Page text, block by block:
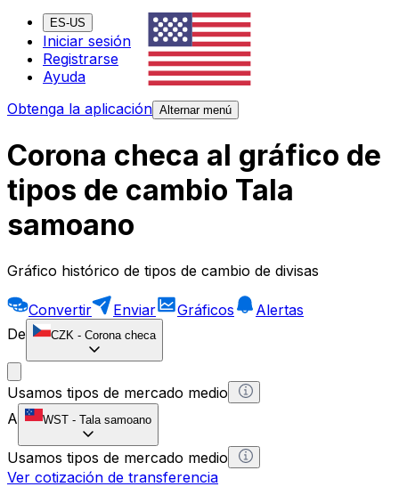
ES-US
Iniciar sesión
Registrarse
Ayuda
Obtenga la aplicación Alternar menú
Corona checa al gráfico de
tipos de cambio Tala
samoano
Gráfico histórico de tipos de cambio de divisas
Convertir Enviar Gráficos
Alertas
De
CZK - Corona checa
Usamos tipos de mercado medio
A
WST - Tala samoano
Usamos tipos de mercado medio
Ver cotización de transferencia